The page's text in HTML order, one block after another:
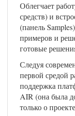
Облегчает
средств) и
(панель
примеров и
готовые
Следуя
первой средой
поддержка
AIR (она была
только о